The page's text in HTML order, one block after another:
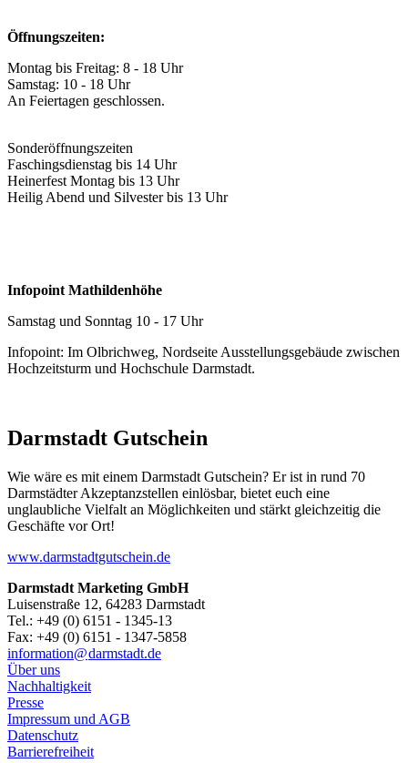
Öffnungszeiten:
Montag bis Freitag: 8 - 18 Uhr
Samstag: 10 - 18 Uhr
An Feiertagen geschlossen.
Sonderöffnungszeiten
Faschingsdienstag bis 14 Uhr
Heinerfest Montag bis 13 Uhr
Heilig Abend und Silvester bis 13 Uhr
Infopoint Mathildenhöhe
Samstag und Sonntag 10 - 17 Uhr
Infopoint: Im Olbrichweg, Nordseite Ausstellungsgebäude zwischen
Hochzeitsturm und Hochschule Darmstadt.
Darmstadt Gutschein
Wie wäre es mit einem Darmstadt Gutschein? Er ist in rund 70
Darmstädter Akzeptanzstellen einlösbar, bietet euch eine
unglaubliche Vielfalt an Möglichkeiten und stärkt gleichzeitig die
Geschäfte vor Ort!
www.darmstadtgutschein.de
Darmstadt Marketing GmbH
Luisenstraße 12, 64283 Darmstadt
Tel.: +49 (0) 6151 - 1345-13
Fax: +49 (0) 6151 - 1347-5858
information@darmstadt.de
Über uns
Nachhaltigkeit
Presse
Impressum und AGB
Datenschutz
Barrierefreiheit